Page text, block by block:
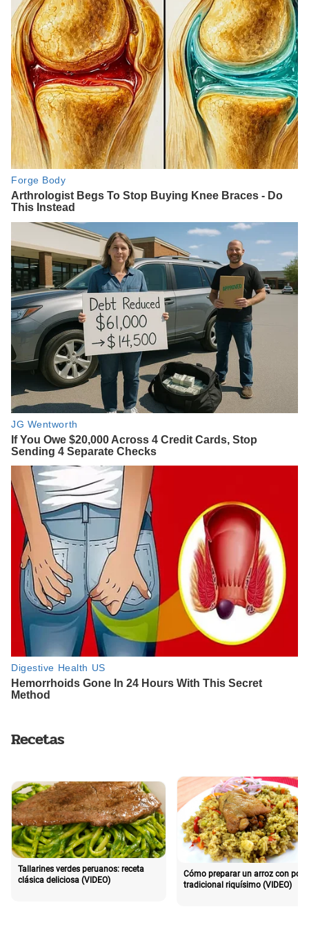
Recetas
Tallarines verdes peruanos: receta
clásica deliciosa (VIDEO)
Cómo preparar un arroz con pollo
tradicional riquísimo (VIDEO)